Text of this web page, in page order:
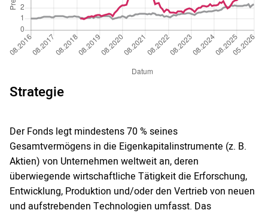
Strategie
Der Fonds legt mindestens 70 % seines
Gesamtvermögens in die Eigenkapitalinstrumente (z. B.
Aktien) von Unternehmen weltweit an, deren
überwiegende wirtschaftliche Tätigkeit die Erforschung,
Entwicklung, Produktion und/oder den Vertrieb von neuen
und aufstrebenden Technologien umfasst. Das